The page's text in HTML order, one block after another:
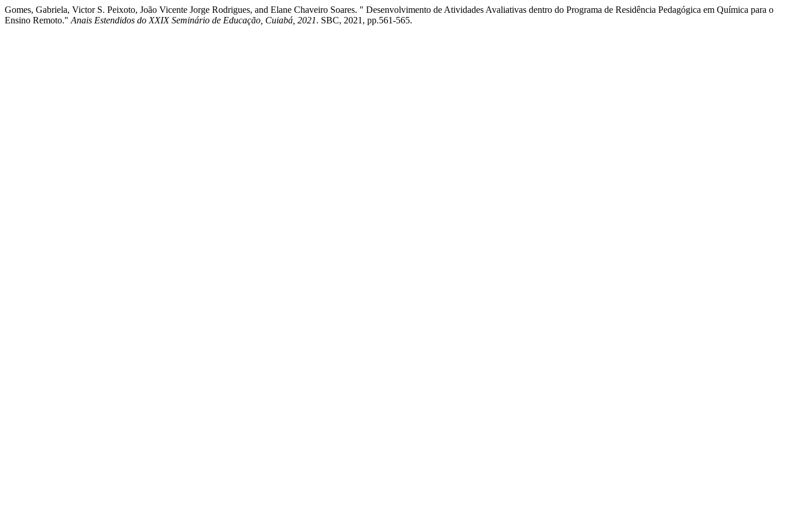
Gomes, Gabriela, Victor S. Peixoto, João Vicente Jorge Rodrigues, and Elane Chaveiro Soares. " Desenvolvimento de Atividades Avaliativas dentro do Programa de Residência Pedagógica em Química para o
Ensino Remoto." Anais Estendidos do XXIX Seminário de Educação, Cuiabá, 2021. SBC, 2021, pp.561-565.